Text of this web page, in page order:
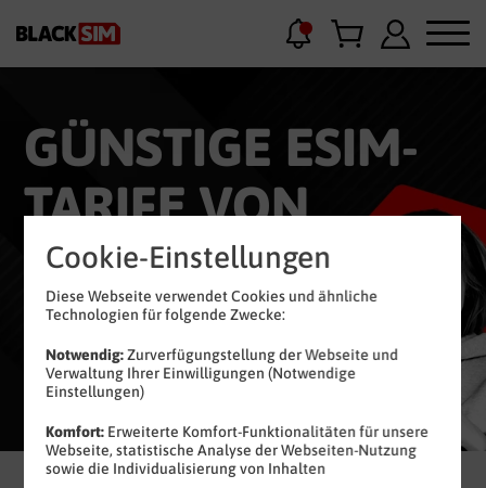
GÜNSTIGE ESIM-
TARIFEVON
BLACKSIM
Cookie-Einstellungen
Diese Webseite verwendet Cookies und ähnliche
Technologien für folgende Zwecke:
Notwendig:Zurverfügungstellung der Webseite und
Verwaltung Ihrer Einwilligungen (Notwendige
Einstellungen)
Komfort: Erweiterte Komfort-Funktionalitäten für unsere
Webseite, statistische Analyse der Webseiten-Nutzung
sowie die Individualisierung von Inhalten